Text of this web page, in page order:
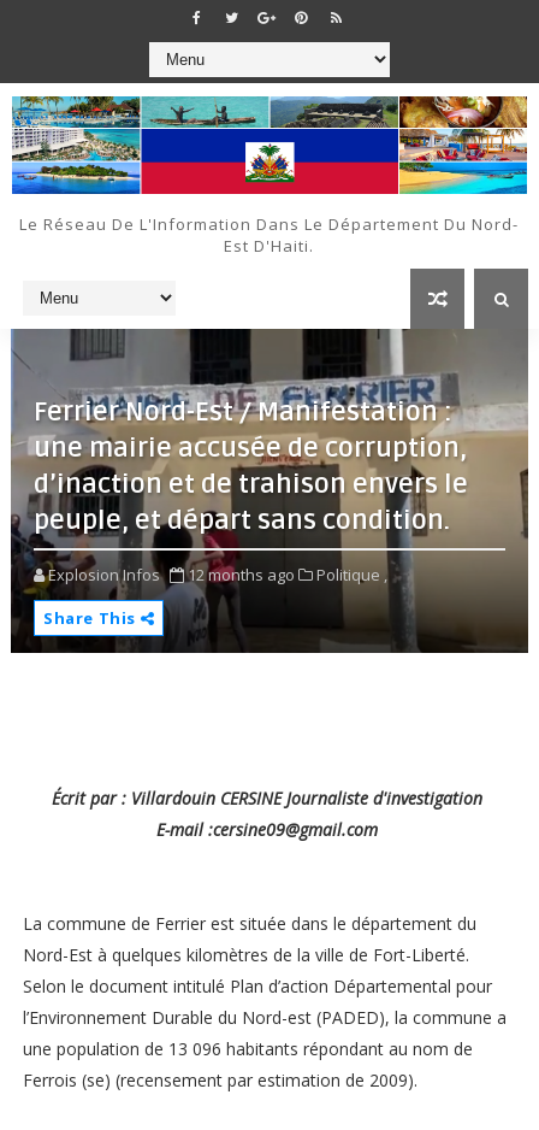
Le Réseau De L'Information Dans Le Département Du Nord-
Est D'Haiti.
Ferrier Nord-Est / Manifestation :
une mairie accusée de corruption,
d’inaction et de trahison envers le
peuple, et départ sans condition.
Explosion Infos 12 months ago
Politique ,
Share This
Écrit par : Villardouin CERSINE Journaliste d'investigation
E-mail :cersine09@gmail.com
La commune de Ferrier est située dans le département du
Nord-Est à quelques kilomètres de la ville de Fort-Liberté.
Selon le document intitulé Plan d’action Départemental pour
l’Environnement Durable du Nord-est (PADED), la commune a
une population de 13 096 habitants répondant au nom de
Ferrois (se) (recensement par estimation de 2009).